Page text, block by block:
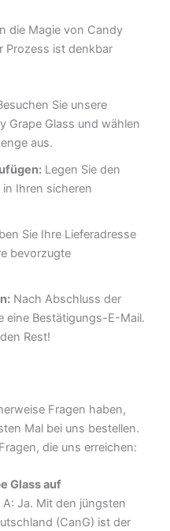
die Magie von Candy
Prozess ist denkbar
Sie unsere
Grape Glass und wählen
aus.
Legen Sie den
Ihren sicheren
Sie Ihre Lieferadresse
bevorzugte
Nach Abschluss der
eine Bestätigungs-E-Mail.
Rest!
Fragen haben,
Mal bei uns bestellen.
die uns erreichen:
Glass auf
A: Ja. Mit den jüngsten
(CanG) ist der